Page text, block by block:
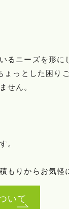
ニーズを形に
っとした困り
せん。
。
りからお気軽
いて